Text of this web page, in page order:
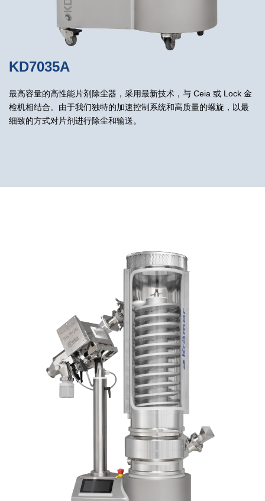
KD7035A
最高容量的高性能片剂除尘器，采用最新技术，与 Ceia 或 Lock 金
检机相结合。由于我们独特的加速控制系统和高质量的螺旋，以最
细致的方式对片剂进行除尘和输送。